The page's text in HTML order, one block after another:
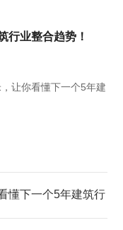
行业整合趋势！
让你看懂下一个5年建
懂下一个5年建筑行